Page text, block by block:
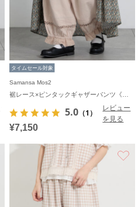
タイムセール対象
Samansa Mos2
5.0 （1）
レビュー
を見る
¥7,150
お気に入り